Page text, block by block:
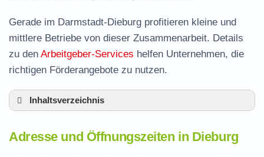
Gerade im Darmstadt-Dieburg profitieren kleine und
mittlere Betriebe von dieser Zusammenarbeit. Details
zu den Arbeitgeber-Services helfen Unternehmen, die
richtigen Förderangebote zu nutzen.
Inhaltsverzeichnis
Leistungen der Arbeitsvermittlung in Dieburg
Adresse und Öffnungszeiten in Dieburg